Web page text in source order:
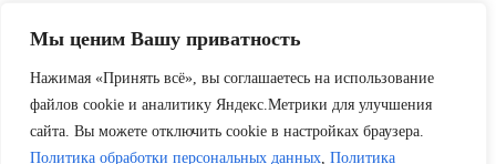
Мы ценим Вашу приватность
Нажимая «Принять всё», вы соглашаетесь на использование
файлов cookie и аналитику Яндекс.Метрики для улучшения
сайта. Вы можете отключить cookie в настройках браузера.
Политика обработки персональных данных, Политика